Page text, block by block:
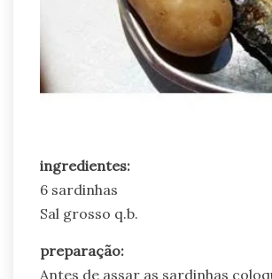
ingredientes:
6 sardinhas
Sal grosso q.b.
preparação:
Antes de assar as sardinhas